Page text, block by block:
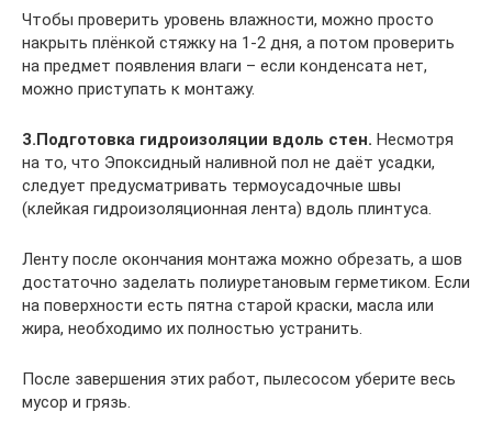
Чтобы проверить уровень влажности, можно просто
накрыть плёнкой стяжку на 1-2 дня, а потом проверить
на предмет появления влаги – если конденсата нет,
можно приступать к монтажу.
3.Подготовка гидроизоляции вдоль стен. Несмотря
на то, что Эпоксидный наливной пол не даёт усадки,
следует предусматривать термоусадочные швы
(клейкая гидроизоляционная лента) вдоль плинтуса.
Ленту после окончания монтажа можно обрезать, а шов
достаточно заделать полиуретановым герметиком. Если
на поверхности есть пятна старой краски, масла или
жира, необходимо их полностью устранить.
После завершения этих работ, пылесосом уберите весь
мусор и грязь.